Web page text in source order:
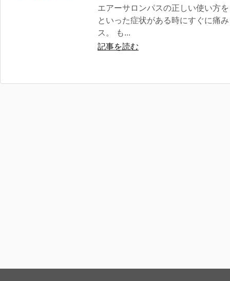
エアーサロンパスの正しい使い方
といった症状がある時にすぐに痛
ス。 も...
記事を読む